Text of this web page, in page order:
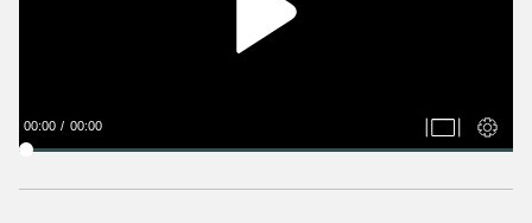
00:00 00:00